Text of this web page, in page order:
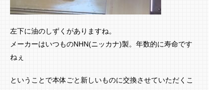
左下に油のしずくがありますね。
メーカーはいつものNHN(ニッカナ)製。年数的に寿命です
ねぇ
ということで本体ごと新しいものに交換させていただくこ